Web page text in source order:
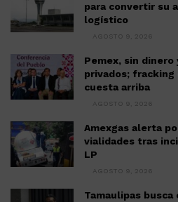
para convertir su
logístico
AGOSTO 9, 2026
Pemex, sin
privados;
cuesta arriba
AGOSTO 9, 2026
Amexgas alerta
vialidades tras
LP
AGOSTO 9, 2026
Tamaulipas